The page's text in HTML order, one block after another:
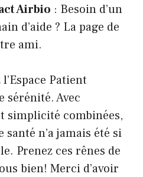
Airbio : Besoin d’un
d’aide ? Lapage de
ami.
Espace Patient
sérénité. Avec
simplicité combinées,
n’a jamais été si
Prenez ces rênes de
bien! Merci d’avoir